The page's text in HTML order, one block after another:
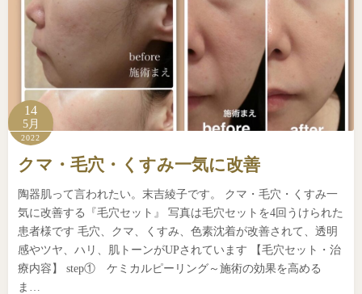
14
5月
2022
クマ・毛穴・くすみ一気に改善
陶器肌って言われたい。末吉綾子です。 クマ・毛穴・くすみ一
気に改善する『毛穴セット』 写真は毛穴セットを4回うけられた
患者様です 毛穴、クマ、くすみ、色素沈着が改善されて、透明
感やツヤ、ハリ、肌トーンがUPされています 【毛穴セット・治
療内容】 step① ケミカルピーリング～施術の効果を高める
ま…